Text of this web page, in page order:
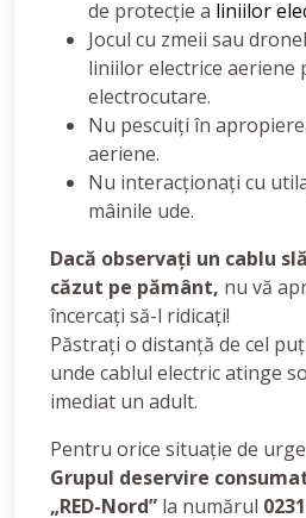
de protecție a liniilor
Jocul cu zmeii sau
liniilor electrice aeriene
electrocutare.
Nu pescuiți în
aeriene.
Nu interacționați cu
mâinile ude.
Dacă observați un cablu
căzut pe pământ, nu vă
încercați să-l ridicați!
Păstrați o distanță de cel
unde cablul electric atinge
imediat un adult.
Pentru orice situație de
Grupul deservire
„RED-Nord” la numărul